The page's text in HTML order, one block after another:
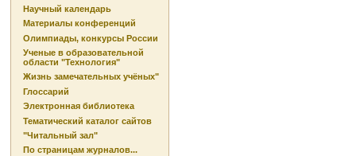
Научный календарь
Материалы конференций
Олимпиады, конкурсы России
Ученые в образовательной
области "Технология"
Жизнь замечательных учёных"
Глоссарий
Электронная библиотека
Тематический каталог сайтов
"Читальный зал"
По страницам журналов...